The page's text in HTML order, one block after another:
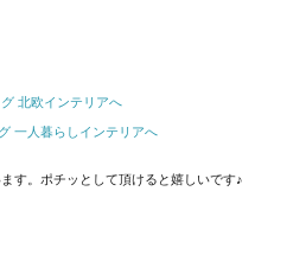
す。ポチッとして頂けると嬉しいです♪